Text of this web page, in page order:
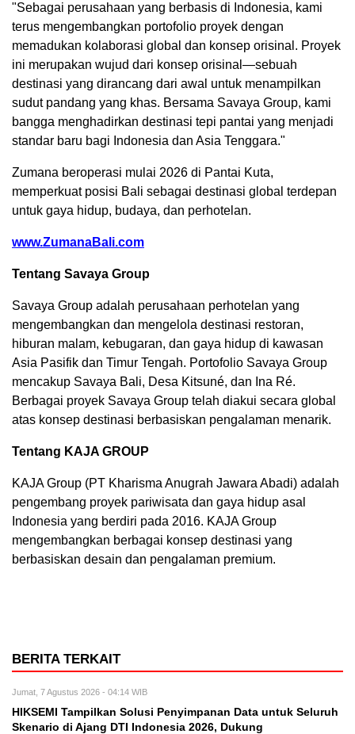
"Sebagai perusahaan yang berbasis di Indonesia, kami
terus mengembangkan portofolio proyek dengan
memadukan kolaborasi global dan konsep orisinal. Proyek
ini merupakan wujud dari konsep orisinal—sebuah
destinasi yang dirancang dari awal untuk menampilkan
sudut pandang yang khas. Bersama Savaya Group, kami
bangga menghadirkan destinasi tepi pantai yang menjadi
standar baru bagi Indonesia dan Asia Tenggara."
Zumana beroperasi mulai 2026 di Pantai Kuta,
memperkuat posisi Bali sebagai destinasi global terdepan
untuk gaya hidup, budaya, dan perhotelan.
www.ZumanaBali.com
Tentang Savaya Group
Savaya Group adalah perusahaan perhotelan yang
mengembangkan dan mengelola destinasi restoran,
hiburan malam, kebugaran, dan gaya hidup di kawasan
Asia Pasifik dan Timur Tengah. Portofolio Savaya Group
mencakup Savaya Bali, Desa Kitsuné, dan Ina Ré.
Berbagai proyek Savaya Group telah diakui secara global
atas konsep destinasi berbasiskan pengalaman menarik.
Tentang KAJA GROUP
KAJA Group (PT Kharisma Anugrah Jawara Abadi) adalah
pengembang proyek pariwisata dan gaya hidup asal
Indonesia yang berdiri pada 2016. KAJA Group
mengembangkan berbagai konsep destinasi yang
berbasiskan desain dan pengalaman premium.
BERITA TERKAIT
Jumat, 7 Agustus 2026 - 04:14 WIB
HIKSEMI Tampilkan Solusi Penyimpanan Data untuk Seluruh
Skenario di Ajang DTI Indonesia 2026, Dukung